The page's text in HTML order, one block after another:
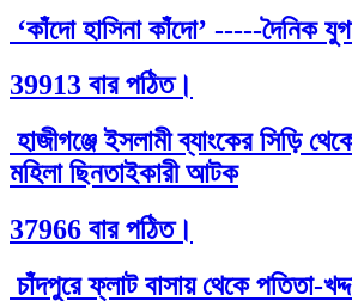
‘কাঁদো হাসিনা কাঁদো’ -----দৈনিক
39913 বার পঠিত।
হাজীগঞ্জে ইসলামী ব্যাংকের সিড়ি
মহিলা ছিনতাইকারী আটক
37966 বার পঠিত।
চাঁদপুরে ফ্লাট বাসায় থেকে পতিতা-